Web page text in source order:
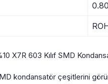
X7R 603 Kılıf SMD
kondansatör çeşitlerini